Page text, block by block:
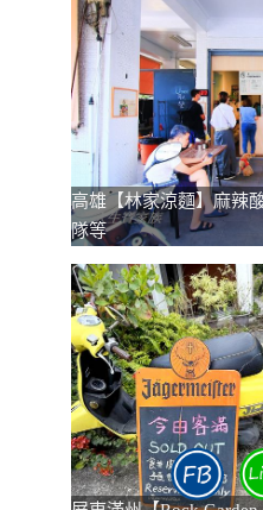
高雄【林家涼麵】麻辣
隊等